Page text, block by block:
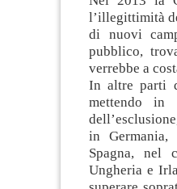
l’illegittimità
di nuovi
pubblico,
verrebbe a
In altre parti
mettendo in
in
Spagna, nel
Ungheria e